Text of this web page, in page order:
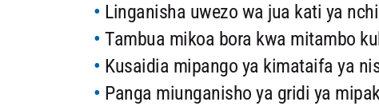
Linganisha uwezo wa jua kati ya
Tambua mikoa bora kwa mitambo
Kusaidia mipango ya kimataifa ya
Panga miunganisho ya gridi ya